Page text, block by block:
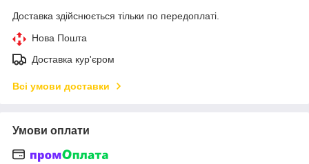
Доставка здійснюється тільки по передоплаті.
Нова Пошта
Доставка кур'єром
Всі умови доставки
Умови оплати